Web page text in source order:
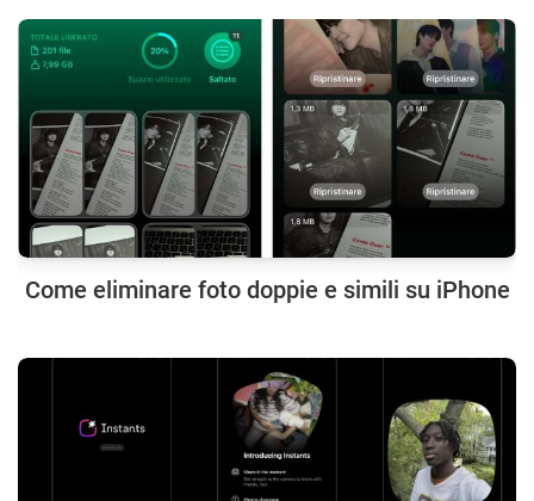
Come eliminare foto doppie e simili su iPhone